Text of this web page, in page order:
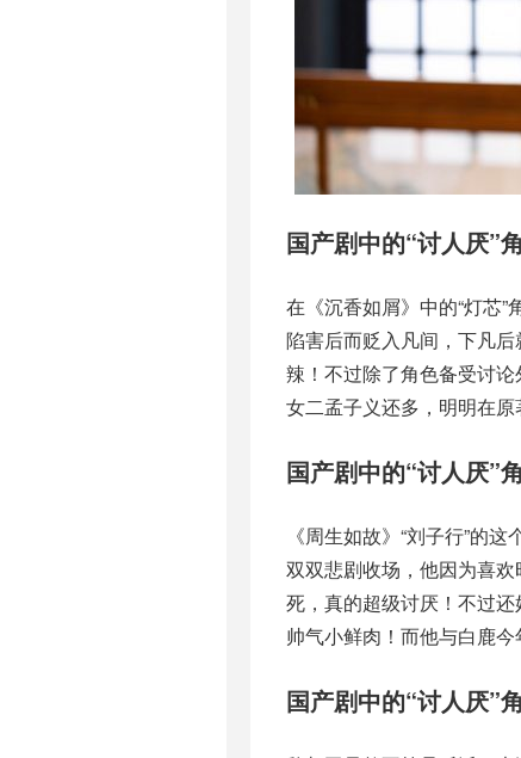
国产剧中的“讨人厌”
在《沉香如屑》中的“灯芯
陷害后而贬入凡间，下凡
辣！不过除了角色备受讨
女二孟子义还多，明明在
国产剧中的“讨人厌”
《周生如故》“刘子行”的
双双悲剧收场，他因为喜
死，真的超级讨厌！不过
帅气小鲜肉！而他与白鹿
国产剧中的“讨人厌”